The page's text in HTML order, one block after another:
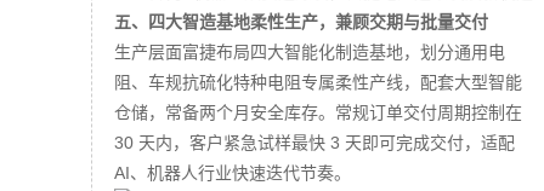
五、四大智造基地柔性生产，兼顾交期与批量交付
生产层面富捷布局四大智能化制造基地，划分通用电
阻、车规抗硫化特种电阻专属柔性产线，配套大型智能
仓储，常备两个月安全库存。常规订单交付周期控制在
30 天内，客户紧急试样最快 3 天即可完成交付，适配
AI、机器人行业快速迭代节奏。